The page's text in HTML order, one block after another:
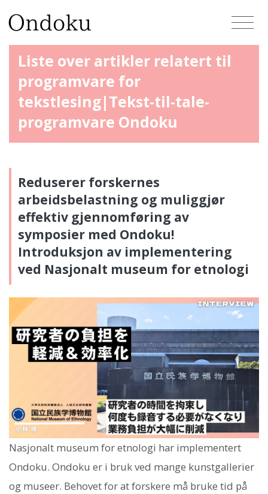
Liste over artikler relatert til
programvare for
tekstlesing|Tekst-til-tale-
programvare Ondoku
Reduserer forskernes
arbeidsbelastning og muliggjør
effektiv gjennomføring av
symposier med Ondoku!
Introduksjon av implementering
ved Nasjonalt museum for etnologi
Nasjonalt museum for etnologi har implementert
Ondoku. Ondoku er i bruk ved mange kunstgallerier
og museer. Behovet for at forskere må bruke tid på